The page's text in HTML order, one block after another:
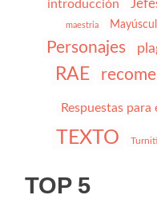
introducción
maestria
Personajes
RAE
Respuestas para
TEXTO
TOP 5